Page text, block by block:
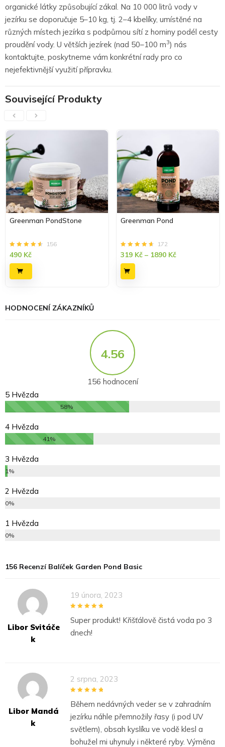
organické látky způsobující zákal. Na 10 000 litrů vody v
jezírku se doporučuje 5–10 kg, tj. 2–4 kbelíky, umístěné na
různých místech jezírka s podpůrnou sítí z horniny podél cesty
proudění vody. U větších jezírek (nad 50–100 m3) nás
kontaktujte, poskytneme vám konkrétní rady pro co
nejefektivnější využití přípravku.
Související Produkty
Greenman PondStone
Hodnocení
4.60
156
490 Kč
Greenman Pond
Hodnocení
4.65
172
319 Kč – 1890 Kč
HODNOCENÍ ZÁKAZNÍKŮ
4.56
156 hodnocení
5 Hvězda
58%
4 Hvězda
41%
3 Hvězda
1%
2 Hvězda
0%
1 Hvězda
0%
156 Recenzí Balíček Garden Pond Basic
Libor Svitáče
K
19 února, 2023
Super produkt! Křišťálově čistá voda po 3
dnech!
Libor Mandá
K
2 srpna, 2023
Během nedávných veder se v zahradním
jezírku náhle přemnožily řasy (i pod UV
světlem), obsah kyslíku ve vodě klesl a
bohužel mi uhynuly i některé ryby. Výměna